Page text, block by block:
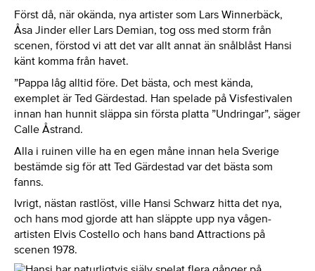
Först då, när okända, nya artister som Lars Winnerbäck,
Åsa Jinder eller Lars Demian, tog oss med storm från
scenen, förstod vi att det var allt annat än snålblåst Hansi
känt komma från havet.
”Pappa låg alltid före. Det bästa, och mest kända,
exemplet är Ted Gärdestad. Han spelade på Visfestivalen
innan han hunnit släppa sin första platta ”Undringar”, säger
Calle Åstrand.
Alla i ruinen ville ha en egen måne innan hela Sverige
bestämde sig för att Ted Gärdestad var det bästa som
fanns.
Ivrigt, nästan rastlöst, ville Hansi Schwarz hitta det nya,
och hans mod gjorde att han släppte upp nya vågen-
artisten Elvis Costello och hans band Attractions på
scenen 1978.